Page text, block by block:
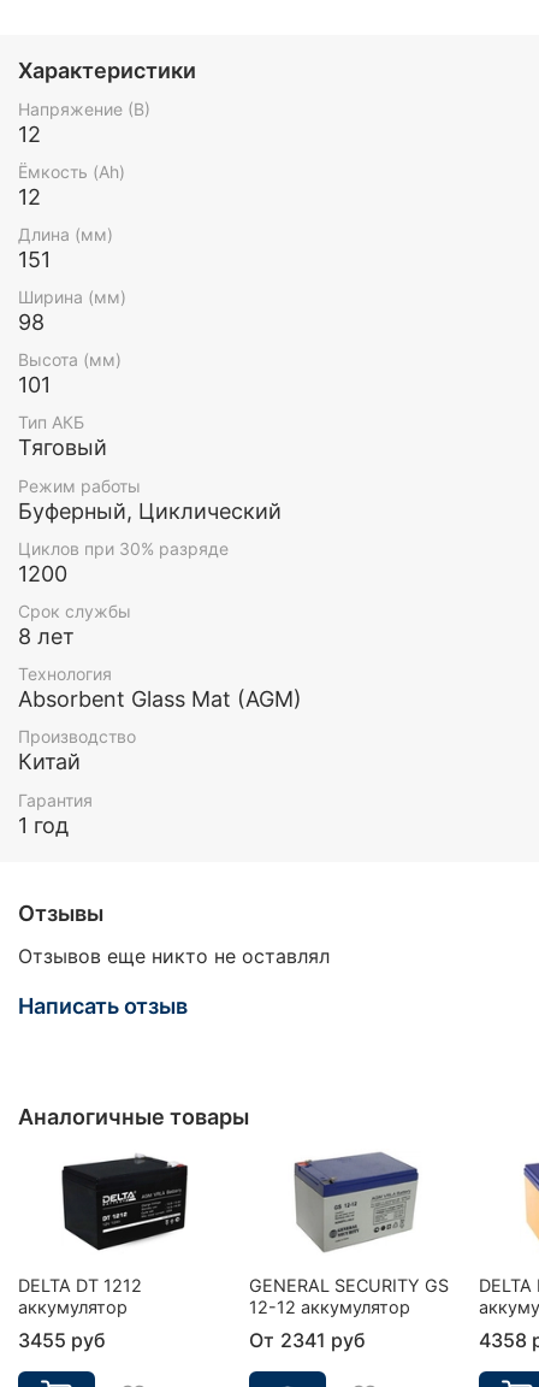
дистиллята на протяжении всего срока службы.
Серия HR относится к линейке DELTA UPS series,
разработанной специально для использования в
источниках бесперебойного питания, в т.ч. ЦОД,
Характеристики
Напряжение (В)
12
Ёмкость (Ah)
12
Длина (мм)
151
Ширина (мм)
98
Высота (мм)
101
Тип АКБ
Тяговый
Режим работы
Буферный, Циклический
Циклов при 30% разряде
1200
Срок службы
8 лет
Технология
Absorbent Glass Mat (AGM)
Производство
Китай
Гарантия
1 год
Отзывы
Отзывов еще никто не оставлял
Написать отзыв
Аналогичные товары
DELTA DT 1212
аккумулятор
3455 руб
GENERAL SECURITY GS
12-12 аккумулятор
От 2341 руб
DELTA
4358